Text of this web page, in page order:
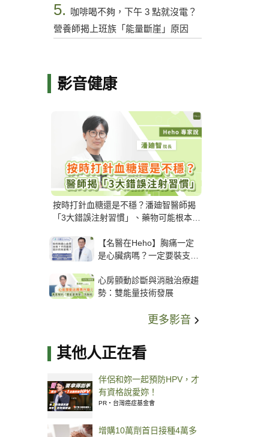
5.
咖啡喝不夠，下午 3 點就沒電？
營養師揭上班族「能量斷崖」原因
影音健康
按時打針血糖還是不穩？潘廸智醫師揭
「3大錯誤注射習慣」、藥物可能根本沒
【名醫在Heho】胸痛一定
是心臟病嗎？一定要裝支
解析支架種類、風險與選擇
關鍵
心房顫動診斷與消融治療趨
勢：雙能量技術發展
更多影音
其他人正在看
伴侶和妳一起預防HPV，才
有資格說愛妳！
PR・台灣癌症基金會
增購10萬劑首日接種4萬多